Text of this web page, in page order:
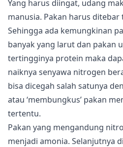
Yang harus diingat, udang
manusia. Pakan harus ditebar
Sehingga ada kemungkinan
banyak yang larut dan pakan
tertingginya protein maka
naiknya senyawa nitrogen
bisa dicegah salah satunya
atau ‘membungkus’ pakan
tertentu.
Pakan yang mengandung
menjadi amonia. Selanjutnya